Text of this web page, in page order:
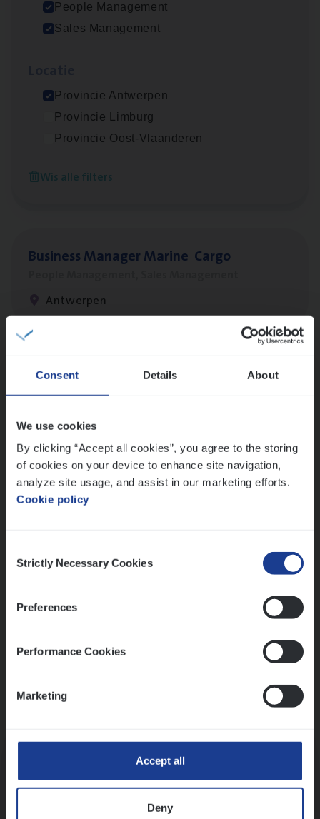
Consent Details About
We use cookies
By clicking “Accept all cookies”, you agree to the storing
of cookies on your device to enhance site navigation,
analyze site usage, and assist in our marketing efforts.
Cookie policy
Selection
Strictly Necessary Cookies
Preferences
Performance Cookies
Marketing
Accept all
Deny
People Management
Sales Management
Provincie Antwerpen
Provincie Limburg
Provincie Oost-Vlaanderen
Wis alle filters
Insu­ran­ce Bro­kerKMO
Cor­po­ra­te Insu­ran­ce Bro­ker Property
Antwerpen
Busi­ness Mana­ger Mari­ne Cargo
Antwerpen
Lees onze verhalen
Meer dan collega’s: hoe Julie en Aurélie elkaar
Mathias houdt van diepgaande dossiers én droge
humor
Thalia zoekt graag oplossingen, in games én op het
werk
Ons sollicitatieproces